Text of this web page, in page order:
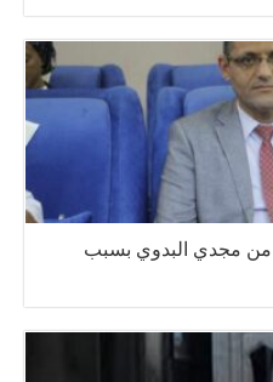
من مجدي البدوي بسبب